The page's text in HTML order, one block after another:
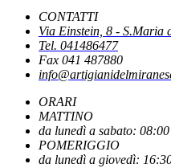
DALL'INTELLIGENZA
PUBBLICATO IL DECRETO CHE
LA PAUSA ESTIVA DEL FISCO
CONTATTI
Via Einstein, 8 - S.Maria
Tel. 041486477
Fax 041 487880
ORARI
MATTINO
da lunedì a sabato:
POMERIGGIO
da lunedì a giovedì: